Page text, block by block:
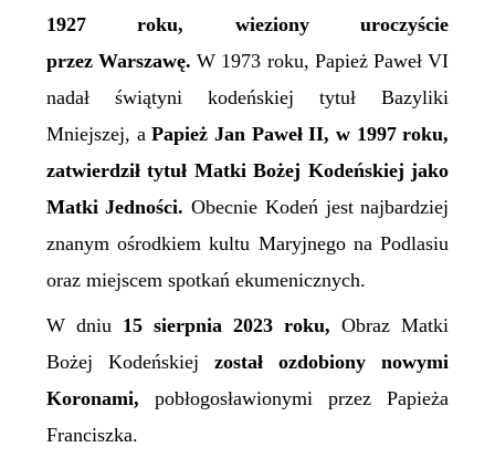
1927 roku, wieziony uroczyście
przez Warszawę. W 1973 roku, PapieżPaweł VI
nadał świątyni kodeńskiej tytułBazyliki
Mniejszej, aPapież Jan Paweł II, w 1997 roku,
zatwierdził tytuł Matki Bożej Kodeńskiej jako
Matki Jedności. Obecnie Kodeń jest najbardziej
znanym ośrodkiem kultu Maryjnego na Podlasiu
oraz miejscem spotkań ekumenicznych.
W dniu 15 sierpnia 2023 roku,Obraz Matki
Bożej Kodeńskiej został ozdobiony nowymi
Koronami, pobłogosławionymi przez Papieża
Franciszka.